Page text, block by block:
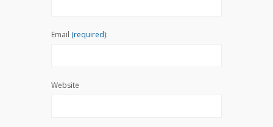
Email (required):
Website